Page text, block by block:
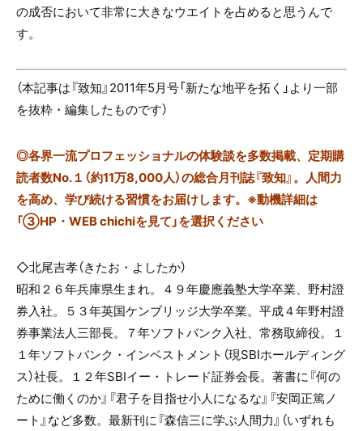
の成否において非常に大きなウエイトを占めると思うんで
す。
（本記事は『致知』2011年5月号「新たな地平を拓く」より一部
を抜粋・編集したものです）
◎各界一流プロフェッショナルの体験談を多数掲載、定期購
読者数No.１（約11万8,000人）の総合月刊誌『致知』。人間力
を高め、学び続ける習慣をお届けします。※動機詳細は
「③HP・WEB chichiを見て」を選択ください
◇北尾吉孝（きたお・よしたか）
昭和２６年兵庫県生まれ。４９年慶應義塾大学卒業、野村證
券入社。５３年英国ケンブリッジ大学卒業。平成４年野村證
券事業法人三部長。７年ソフトバンク入社、常務取締役。１
１年ソフトバンク・インベストメント（現SBIホールディング
ス）社長。１２年SBIイー・トレード証券会長。著書に『何の
ために働くのか』『君子を目指せ小人になるな』『安岡正篤ノ
ート』など多数。最新刊に『森信三に学ぶ人間力』（いずれも